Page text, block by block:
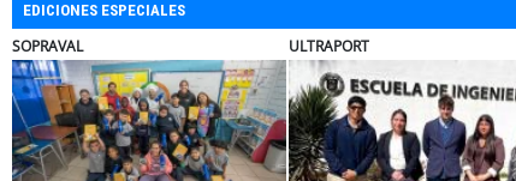
EDICIONES ESPECIALES